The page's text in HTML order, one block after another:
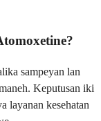
sampeyan lan
Keputusan iki
layanan kesehatan